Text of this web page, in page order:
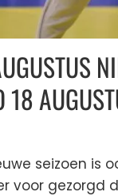
18
seizoen is
voor gezorgd